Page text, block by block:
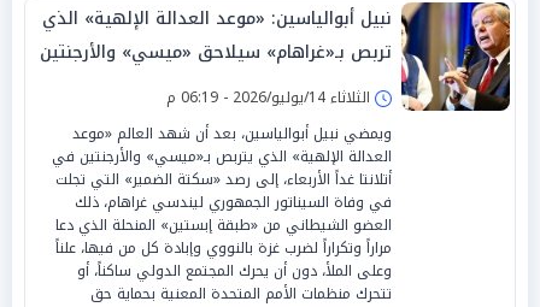
نبيل أبوالياسين: «موعد العدالة الإلهية» الذي
تربص بـ«غراهام» سيلاحق «ميسي» والأرجنتين
غداً الأربعاء
الثلاثاء 14/يوليو/2026 - 06:19 م
ويمضي نبيل أبوالياسين، بعد أن شهد العالم «موعد
العدالة الإلهية» الذي يتربص بـ«ميسي» والأرجنتين في
أتلانتا غداً الأربعاء، إلى رصد «سكتة الضمير» التي تجلت
في وفاة السيناتور الجمهوري ليندسي غراهام، ذلك
العضو الشيطاني من «طبقة إبستين» المنحلة الذي دعا
مراراً وتكراراً لضرب غزة بالنووي وإبادة كل من فيها، علناً
وعلى الملأ، دون أن يحرك المجتمع الدولي ساكناً، أو
تتحرك منظمات الأمم المتحدة المعنية بحماية حق